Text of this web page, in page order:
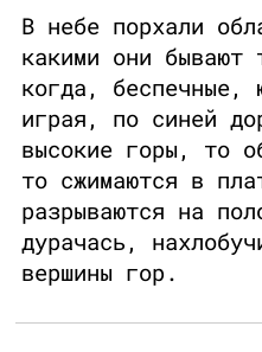
В небе порхали
какими они
когда, беспечные,
играя, по синей
высокие горы, то
то сжимаются в
разрываются на
дурачась,
вершины гор.